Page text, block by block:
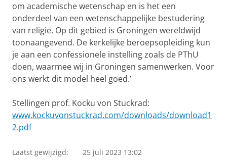
om academische wetenschap en is het een
onderdeel van een wetenschappelijke bestudering
van religie. Op dit gebied is Groningen wereldwijd
toonaangevend. De kerkelijke beroepsopleiding kun
je aan een confessionele instelling zoals de PThU
doen, waarmee wij in Groningen samenwerken. Voor
ons werkt dit model heel goed.’
Stellingen prof. Kocku von Stuckrad:
www.kockuvonstuckrad.com/downloads/download1
2.pdf
Laatst gewijzigd: 25 juli 2023 13:02